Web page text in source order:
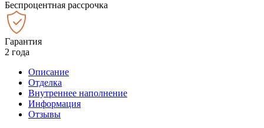
Беспроцентная рассрочка
Гарантия
2 года
Описание
Отделка
Внутреннее наполнение
Информация
Отзывы